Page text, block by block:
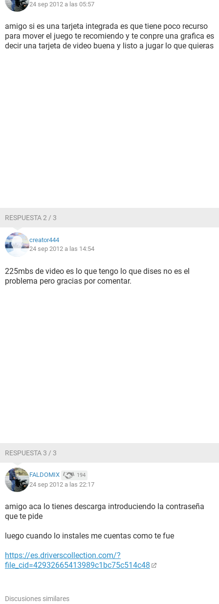
24 sep 2012 a las 05:57
amigo si es una tarjeta integrada es que tiene poco recurso
para mover el juego te recomiendo y te conpre una grafica es
decir una tarjeta de video buena y listo a jugar lo que quieras
RESPUESTA 2 / 3
creator444
24 sep 2012 a las 14:54
225mbs de video es lo que tengo lo que dises no es el
problema pero gracias por comentar.
RESPUESTA 3 / 3
FALDOMIX 194
24 sep 2012 a las 22:17
amigo aca lo tienes descarga introduciendo la contraseña
que te pide
luego cuando lo instales me cuentas como te fue
https://es.driverscollection.com/?
file_cid=42932665413989c1bc75c514c48
Discusiones similares